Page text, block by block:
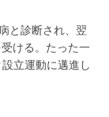
と診断され、翌
ける。たった一
立運動に邁進し